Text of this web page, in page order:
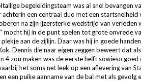
begeleidingsteam was al snel bevangen
achterin een centraal duo met een
na zijn ijzersterke wedstrijd van verleden
mocht hij in de punt spelen tot grote onvrede
aan de zijlijn. Daar was hij in goede
Dennis die naar eigen zeggen beweert dat
4 zou maken was de eerste helft sowieso
het soms net leek op een aflevering van
een puike aanname van de bal met als